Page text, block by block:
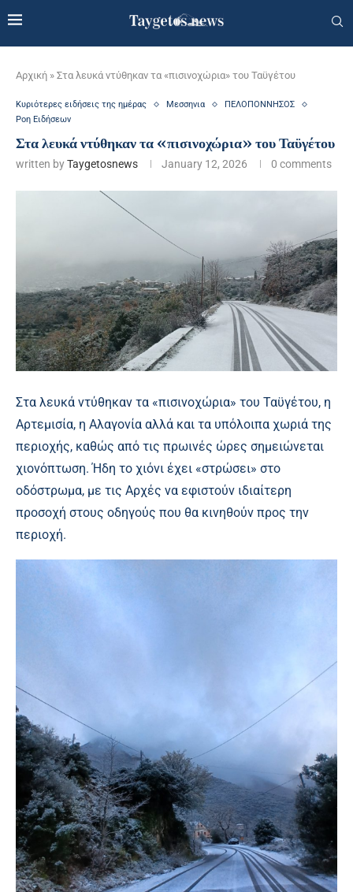
Αρχική » Στα λευκά ντύθηκαν τα «πισινοχώρια» του Ταϋγέτου
Κυριότερες ειδήσεις της ημέρας Μεσσηνια
ΠΕΛΟΠΟΝΝΗΣΟΣ
Ροη Ειδήσεων
Στα λευκά ντύθηκαν τα «πισινοχώρια» του Ταϋγέτου
written byTaygetosnews January 12, 2026 0 comments
Στα λευκά ντύθηκαν τα «πισινοχώρια» του Ταϋγέτου, η
Αρτεμισία, η Αλαγονία αλλά και τα υπόλοιπα χωριά της
περιοχής, καθώς από τις πρωινές ώρες σημειώνεται
χιονόπτωση. Ήδη το χιόνι έχει «στρώσει» στο
οδόστρωμα, με τις Αρχές να εφιστούν ιδιαίτερη
προσοχή στους οδηγούς που θα κινηθούν προς την
περιοχή.